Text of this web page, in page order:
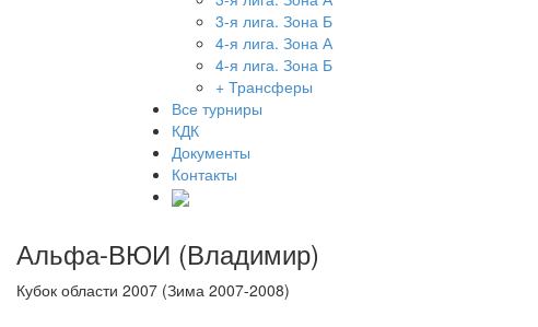
3-я лига. Зона Б
4-я лига. Зона А
4-я лига. Зона Б
+ Трансферы
Все турниры
КДК
Документы
Контакты
Альфа-ВЮИ (Владимир)
Кубок области 2007 (Зима 2007-2008)